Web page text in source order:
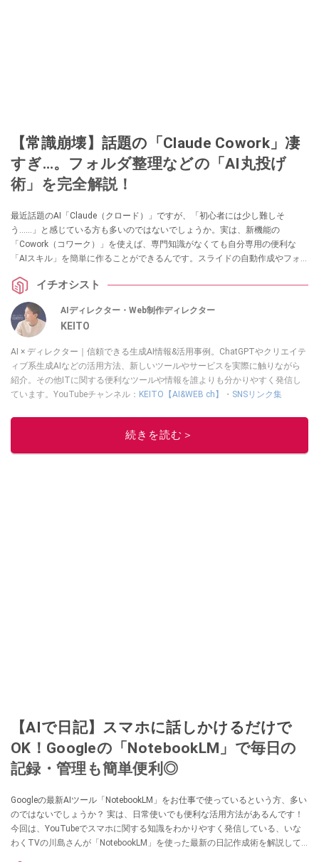
【常識崩壊】話題の「Claude Cowork」凄
すぎ…。フォルダ整理などの「AI丸投げ
術」を完全解説！
最近話題のAI「Claude（クロード）」ですが、「初心者には少し難しそ
う……」と感じている方も多いのではないでしょうか。実は、新機能の
「Cowork（コワーク）」を使えば、専門知識がなくても自分専用の便利な
「AIスキル」を簡単に作ることができるんです。スライドの自動作成やフォ
とめたので、ぜひチェックしてみてください。
イチオシスト
AIディレクター・Web制作ディレクター
KEITO
AI × ディレクター｜信頼できる生成AI情報&活用事例。ChatGPTやクリエイテ
ィブ系生成AIなどの活用方法、新しいツールやサービスを実際に触りながら
紹介。その他ITに関する便利なツールや情報を誰よりも分かりやすく発信し
ています。YouTubeチャンネル： KEITO【AI&WEB ch】 ・ SNSリンク集
このイチオシストの他の記事を読む
続きを読む＞
【AIで日記】スマホに話しかけるだけで
OK！Googleの「NotebookLM」で毎日の
記録・管理も簡単便利◎
Googleの最新AIツール「NotebookLM」をお仕事で使っているという方、多い
のではないでしょうか？ 実は、日常使いでも便利な活用方法があるんです！
今回は、YouTubeでスマホに関する知識をわかりやすく発信している、いな
わくTVの川島さんが「NotebookLM」を使った最新の日記作成術を解説して